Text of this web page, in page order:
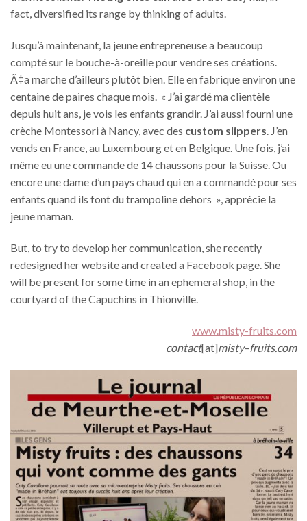
fact, diversified its range by thinking of adults.
Jusqu’à maintenant, la jeune entrepreneuse a beaucoup
compté sur le bouche-à-oreille pour vendre ses créations.
Ã‡a marche d’ailleurs plutôt bien. Elle en fabrique environ une
centaine de paires chaque mois. « J’ai gardé ma clientèle
depuis huit ans, je vois les enfants grandir. J’ai aussi fourni une
crèche Montessori à Nancy, avec des custom slippers. J’en
vends en France, au Luxembourg et en Belgique. Une fois, j’ai
même eu une commande de 14 chaussons pour la Suisse. Ou
encore une dame d’un pays chaud qui en a commandé pour ses
enfants quand ils font du trampoline dehors », apprécie la
jeune maman.
But, to try to develop her communication, she recently
redesigned her website and created a Facebook page. She
will be present for some time in an ephemeral shop, in the
courtyard of the Capuchins in Thionville.
www.misty-fruits.com
contact[at]misty–fruits.com